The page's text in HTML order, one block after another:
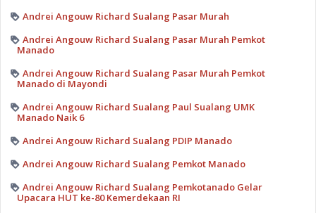
Andrei Angouw Richard Sualang Pasar Murah
Andrei Angouw Richard Sualang Pasar Murah Pemkot
Manado
Andrei Angouw Richard Sualang Pasar Murah Pemkot
Manado di Mayondi
Andrei Angouw Richard Sualang Paul Sualang UMK
Manado Naik 6
Andrei Angouw Richard Sualang PDIP Manado
Andrei Angouw Richard Sualang Pemkot Manado
Andrei Angouw Richard Sualang Pemkotanado Gelar
Upacara HUT ke-80 Kemerdekaan RI